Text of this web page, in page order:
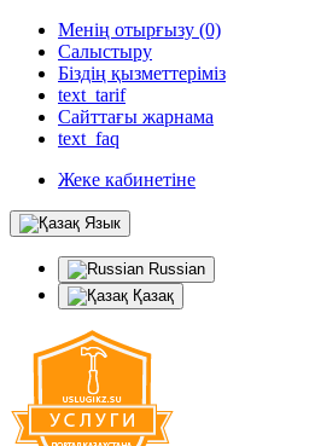
Менің отырғызу (0)
Салыстыру
Біздің қызметтеріміз
text_tarif
Сайттағы жарнама
text_faq
Жеке кабинетіне
Язык
Russian
Қазақ